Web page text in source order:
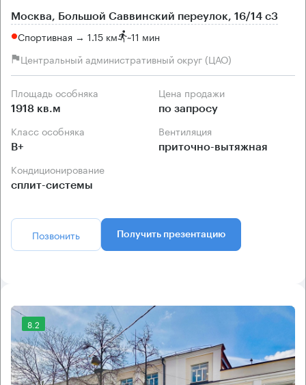
Москва, Большой Саввинский переулок, 16/14 с3
Спортивная → 1.15 км ~11 мин
Центральный административный округ (ЦАО)
Площадь особняка
1918 кв.м
Цена продажи
по запросу
Класс особняка
B+
Вентиляция
приточно-вытяжная
Кондиционирование
сплит-системы
Позвонить Получить презентацию
8.2